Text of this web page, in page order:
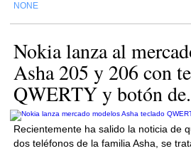
NONE
Nokia lanza al
Asha 205 y 206 con
QWERTY y botón
Recientemente ha salido la noticia de
dos teléfonos de la familia Asha, se